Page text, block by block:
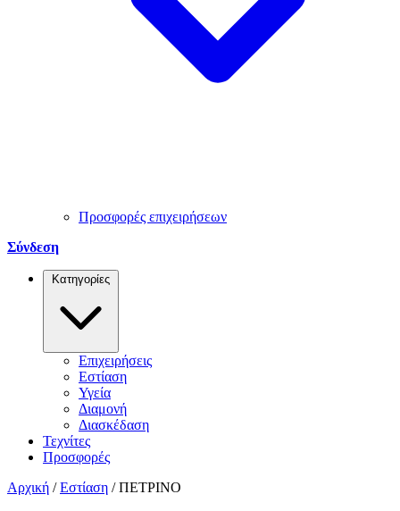
Προσφορές επιχειρήσεων
Σύνδεση
Κατηγορίες
Επιχειρήσεις
Εστίαση
Υγεία
Διαμονή
Διασκέδαση
Τεχνίτες
Προσφορές
Αρχική / Εστίαση / ΠΕΤΡΙΝΟ